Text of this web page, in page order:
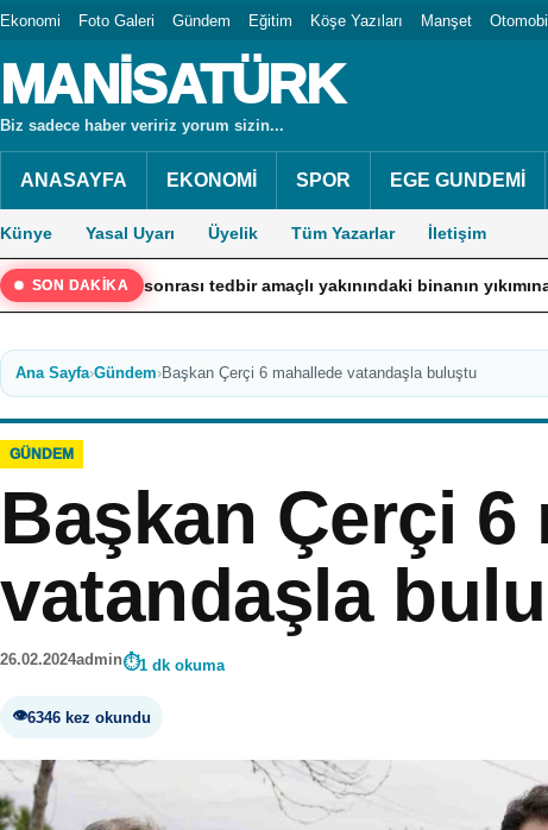
Ekonomi Foto Galeri Gündem Eğitim Köşe Yazıları Manşet
MANİSATÜRK
Biz sadece haber veririz yorum sizin...
ANASAYFA EKONOMİ SPOR EGE GUNDEMİ
Künye Yasal Uyarı Üyelik Tüm Yazarlar İletişim
SON DAKİKA
tedbir amaçlı yakınındaki binanın yıkımına başlandı
Ana Sayfa›Gündem›Başkan Çerçi 6 mahallede vatandaşla buluştu
GÜNDEM
Başkan Çerçi 6
vatandaşla
26.02.2024admin 1 dk okuma
6346 kez okundu